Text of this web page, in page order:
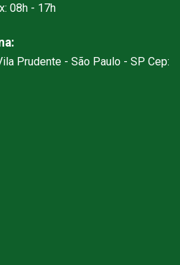
08h - 17h
Prudente - São Paulo - SP Cep: